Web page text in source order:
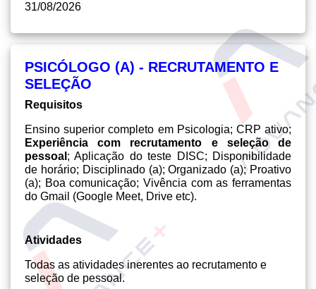
31/08/2026
PSICÓLOGO (A) - RECRUTAMENTO E
SELEÇÃO
Requisitos
Ensino superior completo em Psicologia; CRP ativo;
Experiência com recrutamento e seleção de
pessoal ; Aplicação do teste DISC; Disponibilidade
de horário; Disciplinado (a); Organizado (a); Proativo
(a); Boa comunicação; Vivência com as ferramentas
do Gmail (Google Meet, Drive etc).
Atividades
Todas as atividades inerentes ao recrutamento e
seleção de pessoal.